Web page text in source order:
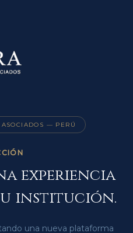
ASOCIADOS — PERÚ
experiencia
institución.
una nueva plataforma